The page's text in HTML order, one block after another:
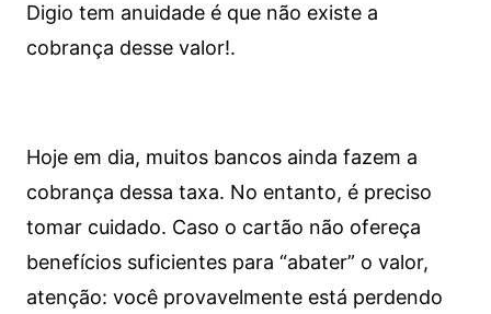
Digio tem anuidade é que não existe a
cobrança desse valor!.
Hoje em dia, muitos bancos ainda fazem a
cobrança dessa taxa. No entanto, é preciso
tomar cuidado. Caso o cartão não ofereça
benefícios suficientes para “abater” o valor,
atenção: você provavelmente está perdendo